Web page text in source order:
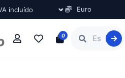
Euro
0